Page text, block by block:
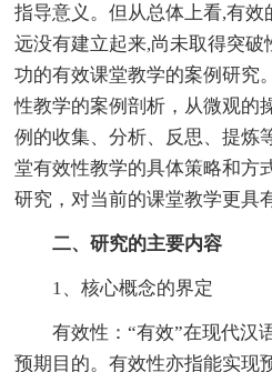
指导意义。但从总体上看,有
远没有建立起来,尚未取得突
功的有效课堂教学的案例研究
性教学的案例剖析，从微观的
例的收集、分析、反思、提炼
堂有效性教学的具体策略和方
研究，对当前的课堂教学更具
二、研究的主要内容
1、核心概念的界定
有效性：“有效”在现代汉
预期目的。有效性亦指能实现